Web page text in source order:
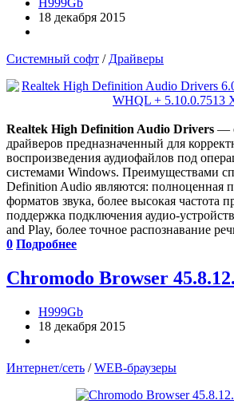
H999Gb
18 декабря 2015
Системный софт /Драйверы
Realtek High Definition Audio Drivers —
драйверов предназначенный для
воспроизведения аудиофайлов под
системами Windows. Преимуществами
Definition Audio являются: полноценная
форматов звука, более высокая частота
поддержка подключения аудио-
and Play, более точное распознавание
0 Подробнее
Chromodo Browser
H999Gb
18 декабря 2015
Интернет/сеть /WEB-браузеры